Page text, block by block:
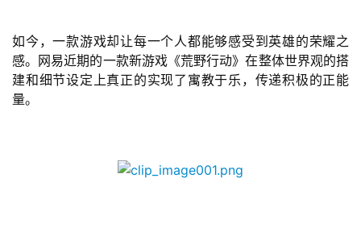
如今，一款游戏却让每一个人都能够感受到英雄的荣耀之
感。网易近期的一款新游戏《荒野行动》在整体世界观的搭
建和细节设定上真正的实现了寓教于乐，传递积极的正能
量。